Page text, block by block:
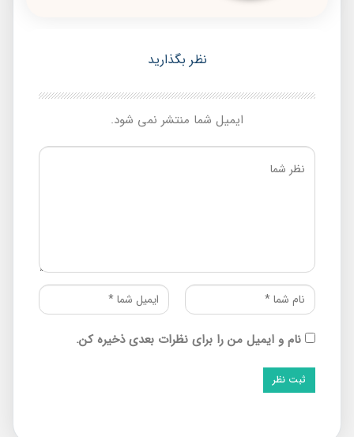
نظر بگذارید
ایمیل شما منتشر نمی شود.
نام و ایمیل من را برای نظرات بعدی ذخیره کن.